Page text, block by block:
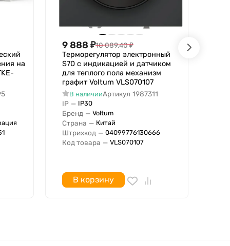
на
9 888 ₽10 089,40₽
Терморегулятор электронный
S70 с индикацией и датчиком
для теплого пола механизм
графит Voltum VLS070107
В наличииАртикул 1987311
IP — IP30
Бренд — Voltum
Страна — Китай
Штрихкод — 04099776130666
Код товара — VLS070107
В корзину